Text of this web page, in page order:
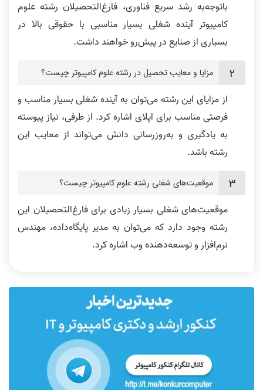
باتوجه‌به رشد سریع فناوری، فارغ‌التحصیلان رشته علوم
کامپیوتر آینده شغلی بسیار مناسبی با حقوقی بالا در
بسیاری از صنایع در پیش‌رو خواهند داشت.
مزایا و معایب تحصیل در رشته علوم کامپیوتر چیست؟
از مزایای این رشته می‌توان به آینده شغلی بسیار مناسب و
فرصتی مناسب برای اپلای اشاره کرد. از طرفی، نیاز پیوسته
به یادگیری و به‌روزرسانی دانش می‌تواند از معایب این
رشته باشد.
موقعیت‌های شغلی رشته علوم کامپیوتر چیست؟
موقعیت‌های شغلی بسیار زیادی برای فارغ‌التحصیلان این
رشته وجود دارد که می‌توان به مدیر پایگاه‌داده، مهندس
نرم‌افزار و توسعه‌دهنده وب اشاره کرد.